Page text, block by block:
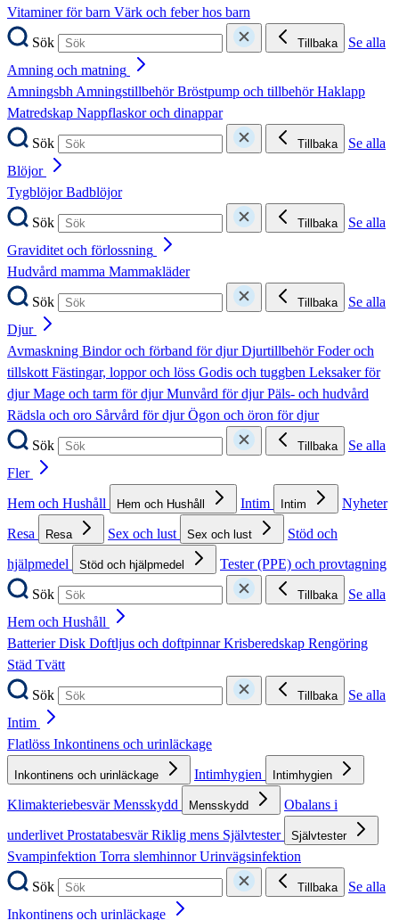
Vitaminer för barn Värk och feber hos barn
Sök
Tillbaka
Se alla
Amning och matning
AmningsbhAmningstillbehörBröstpump och tillbehörHaklapp
Matredskap Nappflaskor och dinappar
Sök
Tillbaka
Se alla
Blöjor
TygblöjorBadblöjor
Sök
Tillbaka
Se alla
Graviditet och förlossning
Hudvård mamma Mammakläder
Sök
Tillbaka
Se alla
Djur
Avmaskning Bindor och förband för djurDjurtillbehörFoder och
tillskottFästingar, loppor och löss Godis och tuggben Leksaker för
djurMage och tarm för djurMunvård för djurPäls- och hudvård
Rädsla och oro Sårvård för djurÖgon och öron för djur
Sök
Tillbaka
Se alla
Fler
Hem och Hushåll
Hem och Hushåll Intim Intim
Nyheter
Resa
Resa Sex och lust Sex och lust
Stöd och
hjälpmedel
Stöd och hjälpmedel
Tester (PPE) och provtagning
Sök
Tillbaka
Se alla
Hem och Hushåll
BatterierDisk Doftljus och doftpinnarKrisberedskap Rengöring
Städ Tvätt
Sök
Tillbaka
Se alla
Intim
Flatlöss Inkontinens och urinläckage
Inkontinens och urinläckage Intimhygien Intimhygien
KlimakteriebesvärMensskydd Mensskydd
Obalans i
underlivetProstatabesvärRiklig mens Självtester Självtester
Svampinfektion Torra slemhinnorUrinvägsinfektion
Sök
Tillbaka
Se alla
Inkontinens och urinläckage